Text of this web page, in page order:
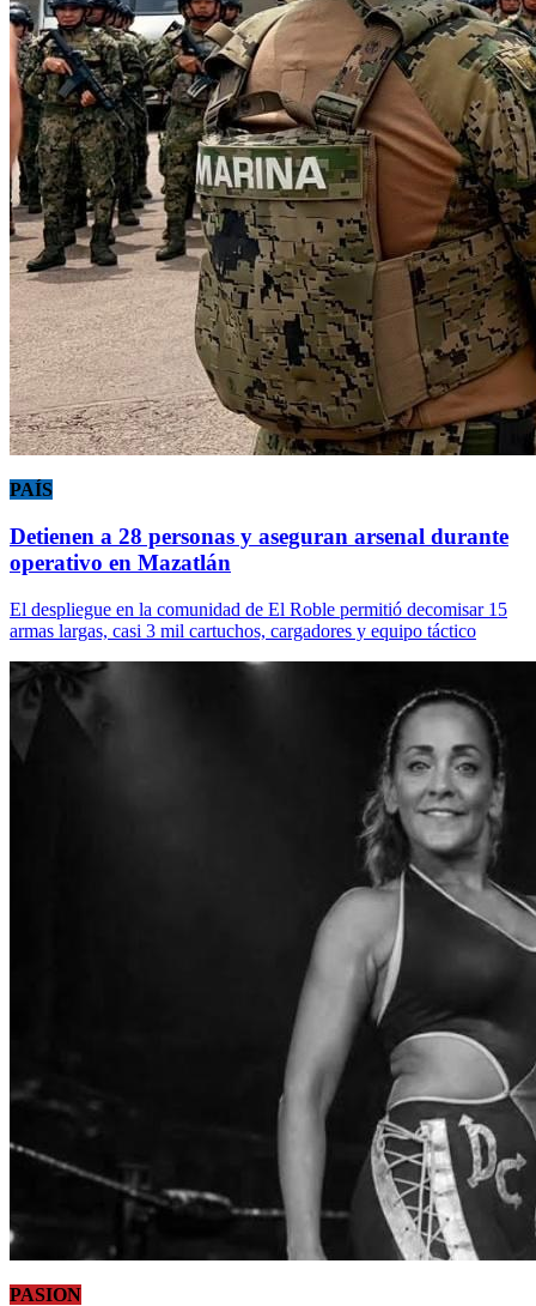
PAÍS
Detienen a 28 personas y aseguran arsenal durante
operativo en Mazatlán
El despliegue en la comunidad de El Roble permitió decomisar 15
armas largas, casi 3 mil cartuchos, cargadores y equipo táctico
PASION